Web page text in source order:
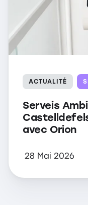
ACTUALITÉ
Serveis
avec Orion
28 Mai 2026